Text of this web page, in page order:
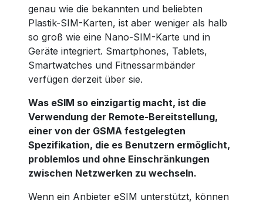
genau wie die bekannten und beliebten
Plastik-SIM-Karten, ist aber weniger als halb
so groß wie eine Nano-SIM-Karte und in
Geräte integriert. Smartphones, Tablets,
Smartwatches und Fitnessarmbänder
verfügen derzeit über sie.
Was eSIM so einzigartig macht, ist die
Verwendung der Remote-Bereitstellung,
einer von der GSMA festgelegten
Spezifikation, die es Benutzern ermöglicht,
problemlos und ohne Einschränkungen
zwischen Netzwerken zu wechseln.
Wenn ein Anbieter eSIM unterstützt, können